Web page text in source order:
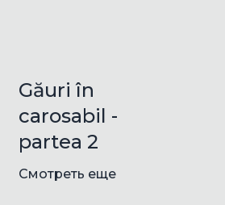
Găuri în
carosabil -
partea 2
Смотреть еще